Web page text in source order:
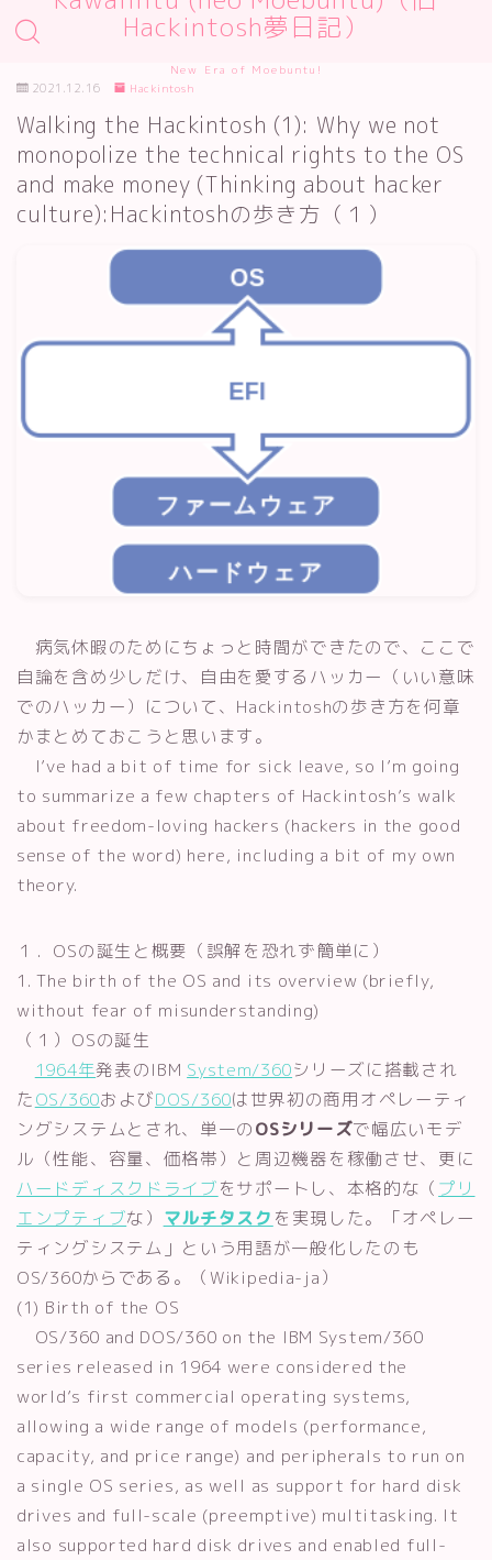
Hackintosh夢日記）
New Era of Moebuntu!
2021.12.16
Hackintosh
Walking the Hackintosh (1): Why we not
monopolize the technical rights to the OS
and make money (Thinking about hacker
culture):Hackintoshの歩き方（１）
病気休暇のためにちょっと時間ができたので、ここで
自論を含め少しだけ、自由を愛するハッカー（いい意味
でのハッカー）について、Hackintoshの歩き方を何章
かまとめておこうと思います。
I’ve had a bit of time for sick leave, so I’m going
to summarize a few chapters of Hackintosh’s walk
about freedom-loving hackers (hackers in the good
sense of the word) here, including a bit of my own
theory.
１．OSの誕生と概要（誤解を恐れず簡単に）
1. The birth of the OS and its overview (briefly,
without fear of misunderstanding)
（１）OSの誕生
1964年発表のIBM System/360シリーズに搭載され
たOS/360およびDOS/360は世界初の商用オペレーティ
ングシステムとされ、単一のOSシリーズで幅広いモデ
ル（性能、容量、価格帯）と周辺機器を稼働させ、更に
ハードディスクドライブをサポートし、本格的な（ プリ
エンプティブな） マルチタスク を実現した。「オペレー
ティングシステム」という用語が一般化したのも
OS/360からである。（Wikipedia-ja）
(1) Birth of the OS
OS/360 and DOS/360 on the IBM System/360
series released in 1964 were considered the
world’s first commercial operating systems,
allowing a wide range of models (performance,
capacity, and price range) and peripherals to run on
a single OS series, as well as support for hard disk
drives and full-scale (preemptive) multitasking. It
also supported hard disk drives and enabled full-